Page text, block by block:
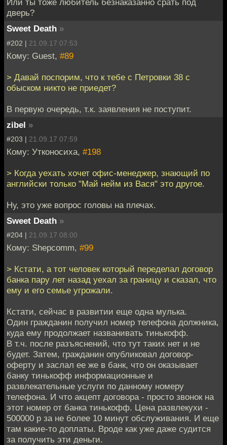
Или ты тоже любитель безнаказанно срать под
дверь?
Sweet Death »
#202 | 21.09.17 07:53
Кому: Guest, #89
> Давай поспорим, что к тебе с Петровки 38 с
обыском никто не приедет?
В первую очередь, т.к. заявления не поступит.
zibel »
#203 | 21.09.17 07:59
Кому: Утконосиха, #198
> Когда уехать хочет офис-менеджер, знающий по
английски только "Май нейм из Вася" это другое.
Ну, это уже вопрос головы на плечах.
Sweet Death »
#204 | 21.09.17 08:00
Кому: Shepcomm, #99
> Кстати, а тот человек который переделал договор
банка пару лет назад уехал за границу и сказал, что
ему и его семье угрожали.
Кстати, сейчас в развитии еще одна мулька.
Один гражданин получил номер телефона должника,
куда ему продолжает названивать тинькофф.
В т.ч. после разъяснений, что тут таких нет и не
будет. Затем, гражданин опубликовал договор-
оферту и заслал ее же в банк, что он оказывает
банку тинькофф информационные и
развлекательные услуги по данному номеру
телефона. И что акцепт договора - просто звонок на
этот номер от банка тинькофф. Цена развлекухи -
500000 р за не более 10 минут обслуживания. И еще
там какие-то доплаты. Вроде как уже даже судится
за получить эти деньги.